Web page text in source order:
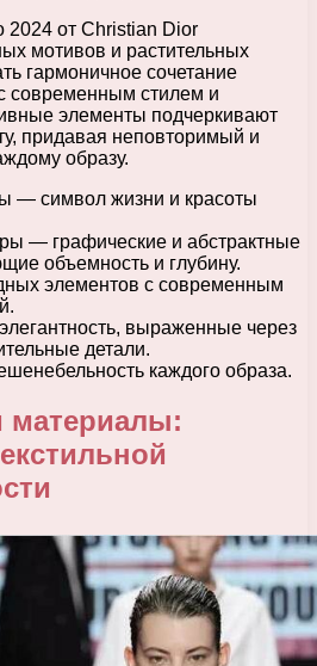
2024 от Christian Dior
мотивов и растительных
гармоничное сочетание
современным стилем и
элементы подчеркивают
придавая неповторимый и
образу.
— символ жизни и красоты
— графические и абстрактные
объемность и глубину.
элементов с современным
выраженные через
детали.
каждого образа.
материалы: